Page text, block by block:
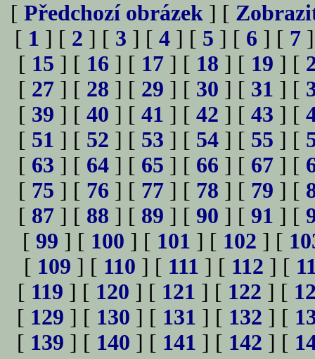
[ Předchozí obrázek ] [
[ 1 ] [ 2 ] [ 3 ] [ 4 ] [ 5 ] [ 6 ] [ 7
[ 15 ] [ 16 ] [ 17 ] [ 18 ] [ 19 ] [
[ 27 ] [ 28 ] [ 29 ] [ 30 ] [ 31 ] [
[ 39 ] [ 40 ] [ 41 ] [ 42 ] [ 43 ] [
[ 51 ] [ 52 ] [ 53 ] [ 54 ] [ 55 ] [
[ 63 ] [ 64 ] [ 65 ] [ 66 ] [ 67 ] [
[ 75 ] [ 76 ] [ 77 ] [ 78 ] [ 79 ] [
[ 87 ] [ 88 ] [ 89 ] [ 90 ] [ 91 ] [
[ 99 ] [ 100 ] [ 101 ] [ 102 ] [
[ 109 ] [ 110 ] [ 111 ] [ 112 ] [
[ 119 ] [ 120 ] [ 121 ] [ 122 ] [
[ 129 ] [ 130 ] [ 131 ] [ 132 ] [
[ 139 ] [ 140 ] [ 141 ] [ 142 ] [